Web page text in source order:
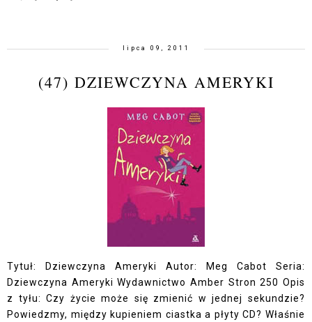
lipca 09, 2011
(47) DZIEWCZYNA AMERYKI
Tytuł: Dziewczyna Ameryki Autor: Meg Cabot Seria:
Dziewczyna Ameryki Wydawnictwo Amber Stron 250 Opis
z tyłu: Czy życie może się zmienić w jednej sekundzie?
Powiedzmy, między kupieniem ciastka a płyty CD? Właśnie